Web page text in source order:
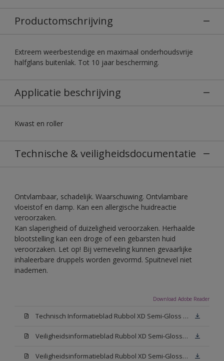
Productomschrijving
Extreem weerbestendige en maximaal onderhoudsvrije
halfglans buitenlak. Tot 10 jaar bescherming.
Applicatie beschrijving
Kwast en roller
Technische & veiligheidsdocumentatie
Ontvlambaar, schadelijk. Waarschuwing. Ontvlambare
vloeistof en damp. Kan een allergische huidreactie
veroorzaken.
Kan slaperigheid of duizeligheid veroorzaken. Herhaalde
blootstelling kan een droge of een gebarsten huid
veroorzaken. Let op! Bij verneveling kunnen gevaarlijke
inhaleerbare druppels worden gevormd. Spuitnevel niet
inademen.
Download Adobe Reader
Technisch Informatieblad Rubbol XD Semi-Gloss (PDF)
Veiligheidsinformatieblad Rubbol XD Semi-Gloss White W05 (MSDS)
Veiligheidsinformatieblad Rubbol XD Semi-Gloss N00 (MSDS)